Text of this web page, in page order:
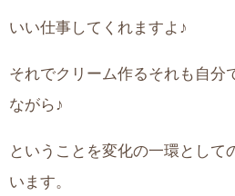
いい仕事してくれますよ♪
それでクリーム作るそれも自分
ながら♪
ということを変化の一環として
います。